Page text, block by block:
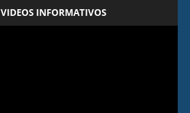
VIDEOS INFORMATIVOS